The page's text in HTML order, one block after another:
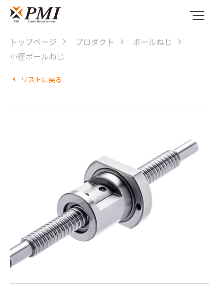
トップページ プロダクト
ボールねじ
小徑ボールねじ
リストに戻る